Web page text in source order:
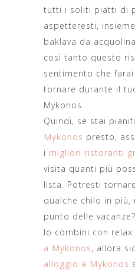
tutti i soliti piatti di
aspetteresti,
baklava da
così tanto questo
sentimento che
tornare durante il
Mykonos.
Quindi, se stai
Mykonos presto,
i migliori ristoranti
visita quanti più
lista. Potresti
qualche chilo in
punto delle
lo combini con relax
a Mykonos, allora
alloggio a Mykonos